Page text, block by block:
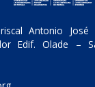
Antonio
Edif. Olade –